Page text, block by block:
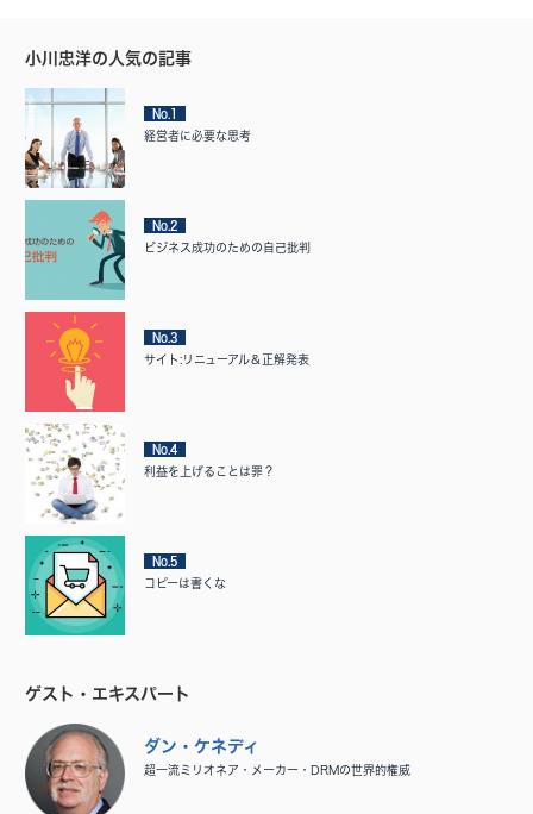
小川忠洋の人気の記事
No.1
経営者に必要な思考
No.2
ビジネス成功のための自己批判
No.3
サイト:リニューアル＆正解発表
No.4
利益を上げることは罪？
No.5
コピーは書くな
ゲスト・エキスパート
ダン・ケネディ
超一流ミリオネア・メーカー・DRMの世界的権威